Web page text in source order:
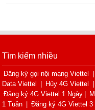
Tìm kiếm nhiều
Đăng ký gọi nội mạng Viettel |
Data Viettel | Hủy 4G Viettel |
Đăng ký 4G Viettel 1 Ngày |
1 Tuần | Đăng ký 4G Viettel 3